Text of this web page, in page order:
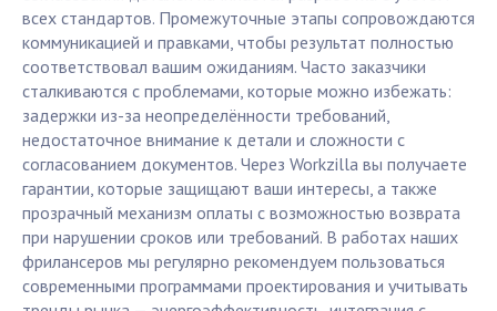
всех стандартов. Промежуточные этапы сопровождаются
коммуникацией и правками, чтобы результат полностью
соответствовал вашим ожиданиям. Часто заказчики
сталкиваются с проблемами, которые можно избежать:
задержки из-за неопределённости требований,
недостаточное внимание к детали и сложности с
согласованием документов. Через Workzilla вы получаете
гарантии, которые защищают ваши интересы, а также
прозрачный механизм оплаты с возможностью возврата
при нарушении сроков или требований. В работах наших
фрилансеров мы регулярно рекомендуем пользоваться
современными программами проектирования и учитывать